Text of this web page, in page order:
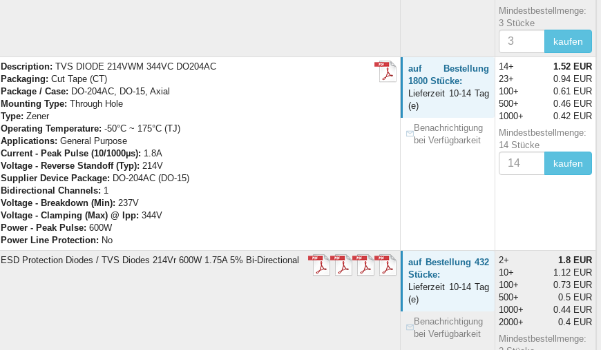
Mindestbestellmenge:
3 Stücke
kaufen
Description: TVS DIODE 214VWM 344VC DO204AC
Packaging: Cut Tape (CT)
Package / Case: DO-204AC, DO-15, Axial
Mounting Type: Through Hole
Type: Zener
Operating Temperature: -50°C ~ 175°C (TJ)
Applications: General Purpose
Current - Peak Pulse (10/1000µs): 1.8A
Voltage - Reverse Standoff (Typ): 214V
Supplier Device Package: DO-204AC (DO-15)
Bidirectional Channels: 1
Voltage - Breakdown (Min): 237V
Voltage - Clamping (Max) @ Ipp: 344V
Power - Peak Pulse: 600W
Power Line Protection: No
auf Bestellung
1800 Stücke:
Lieferzeit 10-14 Tag
(e)
Benachrichtigung
bei Verfügbarkeit
14+
1.52 EUR
23+
0.94 EUR
100+
0.61 EUR
500+
0.46 EUR
1000+
0.42 EUR
Mindestbestellmenge:
14 Stücke
kaufen
ESD Protection Diodes / TVS Diodes 214Vr 600W 1.75A 5% Bi-Directional
auf Bestellung 432
Stücke:
Lieferzeit 10-14 Tag
(e)
Benachrichtigung
bei Verfügbarkeit
2+
1.8 EUR
10+
1.12 EUR
100+
0.73 EUR
500+
0.5 EUR
1000+
0.44 EUR
2000+
0.4 EUR
Mindestbestellmenge: